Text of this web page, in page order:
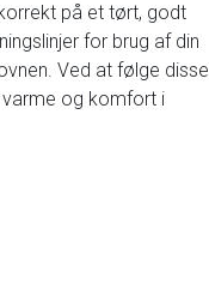
på et tørt, godt
for brug af din
Ved at følge disse
og komfort i